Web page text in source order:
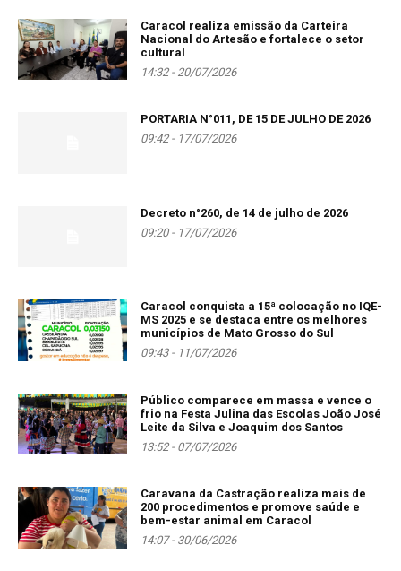
Caracol realiza emissão da Carteira
Nacional do Artesão e fortalece o setor
cultural
14:32 - 20/07/2026
PORTARIA N°011, DE 15 DE JULHO DE 2026
09:42 - 17/07/2026
Decreto n°260, de 14 de julho de 2026
09:20 - 17/07/2026
Caracol conquista a 15ª colocação no IQE-
MS 2025 e se destaca entre os melhores
municípios de Mato Grosso do Sul
09:43 - 11/07/2026
Público comparece em massa e vence o
frio na Festa Julina das Escolas João José
Leite da Silva e Joaquim dos Santos
13:52 - 07/07/2026
Caravana da Castração realiza mais de
200 procedimentos e promove saúde e
bem-estar animal em Caracol
14:07 - 30/06/2026